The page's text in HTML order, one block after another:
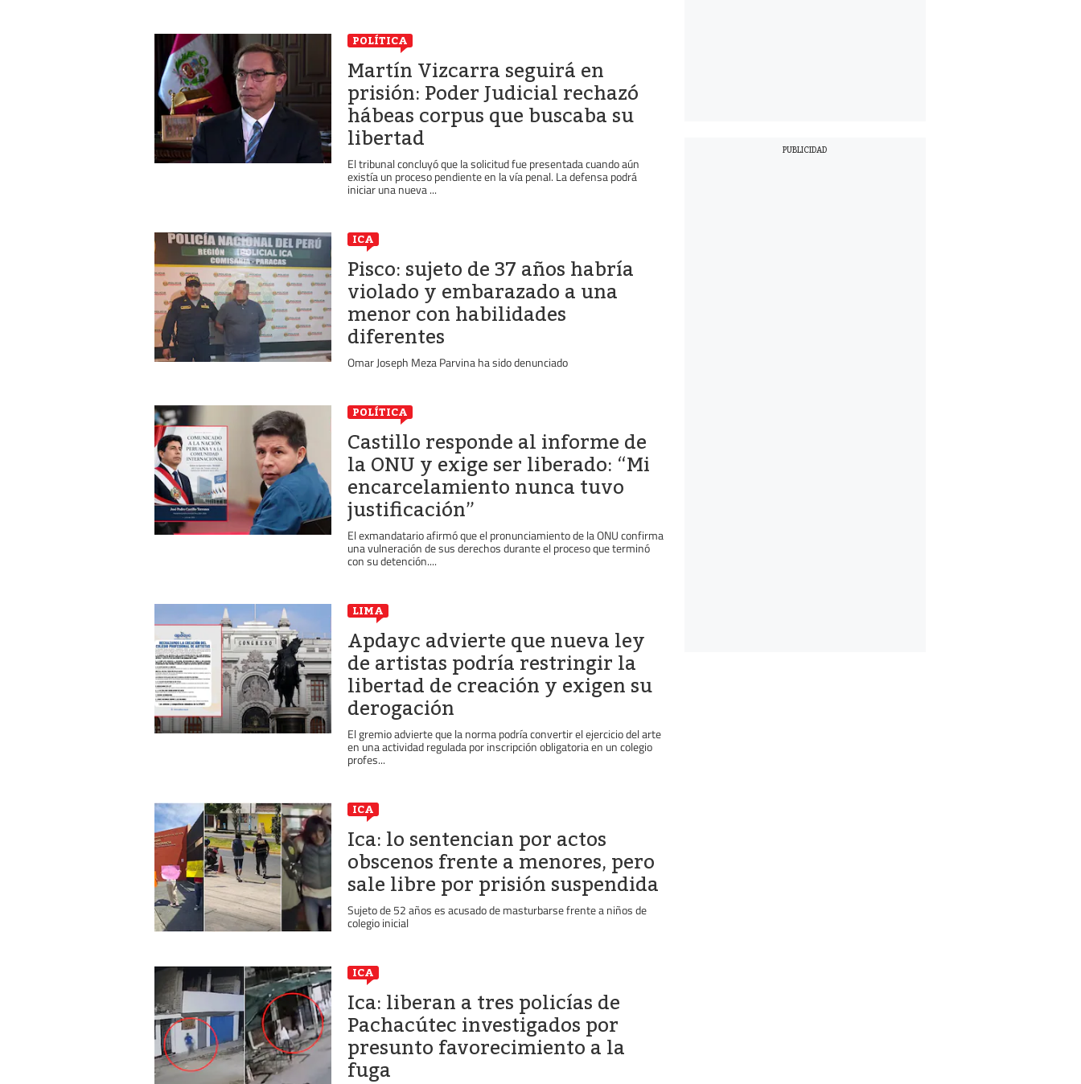
POLÍTICA
Martín Vizcarra seguirá en
prisión: Poder Judicial rechazó
hábeas corpus que buscaba su
libertad
El tribunal concluyó que la solicitud fue presentada cuando aún
existía un proceso pendiente en la vía penal. La defensa podrá
iniciar una nueva ...
ICA
Pisco: sujeto de 37 años habría
violado y embarazado a una
menor con habilidades
diferentes
Omar Joseph Meza Parvina ha sido denunciado
POLÍTICA
Castillo responde al informe de
la ONU y exige ser liberado: “Mi
encarcelamiento nunca tuvo
justificación”
El exmandatario afirmó que el pronunciamiento de la ONU confirma
una vulneración de sus derechos durante el proceso que terminó
con su detención....
LIMA
Apdayc advierte que nueva ley
de artistas podría restringir la
libertad de creación y exigen su
derogación
El gremio advierte que la norma podría convertir el ejercicio del arte
en una actividad regulada por inscripción obligatoria en un colegio
profes...
ICA
Ica: lo sentencian por actos
obscenos frente a menores, pero
sale libre por prisión suspendida
Sujeto de 52 años es acusado de masturbarse frente a niños de
colegio inicial
ICA
Ica: liberan a tres policías de
Pachacútec investigados por
presunto favorecimiento a la
fuga